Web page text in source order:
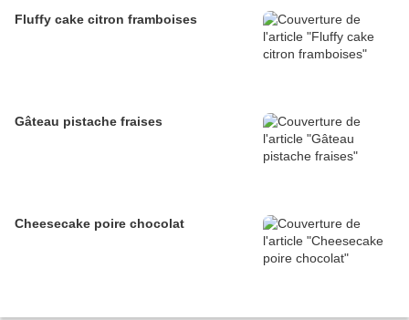
Fluffy cake citron framboises
Gâteau pistache fraises
Cheesecake poire chocolat